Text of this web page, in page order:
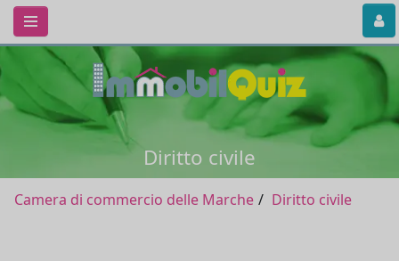
Diritto civile
Camera di commercio delle Marche Diritto civile